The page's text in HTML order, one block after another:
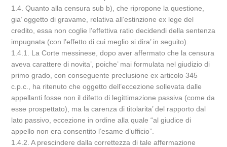
1.4. Quanto alla censura sub b), che ripropone la questione,
gia’ oggetto di gravame, relativa all’estinzione ex lege del
credito, essa non coglie l’effettiva ratio decidendi della sentenza
impugnata (con l’effetto di cui meglio si dira’ in seguito).
1.4.1. La Corte messinese, dopo aver affermato che la censura
aveva carattere di novita’, poiche’ mai formulata nel giudizio di
primo grado, con conseguente preclusione ex articolo 345
c.p.c., ha ritenuto che oggetto dell’eccezione sollevata dalle
appellanti fosse non il difetto di legittimazione passiva (come da
esse prospettato), ma la carenza di titolarita’ del rapporto dal
lato passivo, eccezione in ordine alla quale “al giudice di
appello non era consentito l’esame d’ufficio”.
1.4.2. A prescindere dalla correttezza di tale affermazione